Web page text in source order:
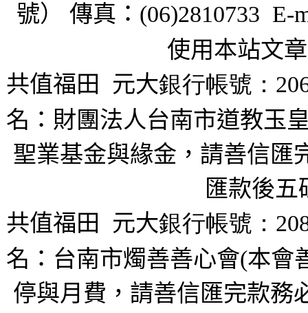
號） 傳真： (06)2810733 E-
使用本站文
共值福田
元大銀行帳號：
名：財團法人台南市道教玉
聖業基金與緣金，請善信匯
匯款後五
共值福田
元大銀行帳號：
名：台南市燭善善心會(本會
停與月費，請善信匯完款務